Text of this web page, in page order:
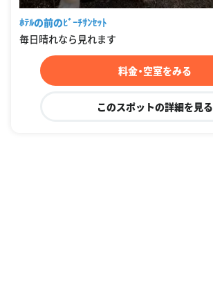
ﾎﾃﾙの前のﾋﾞｰﾁｻﾝｾｯﾄ
毎日晴れなら見れます
料金・空室をみる
このスポットの詳細を見る